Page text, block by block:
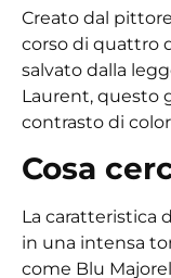
Creato dal
corso di quattro
salvato dalla
Laurent, questo
contrasto di
Cosa
La caratteristica
in una intensa
come Blu